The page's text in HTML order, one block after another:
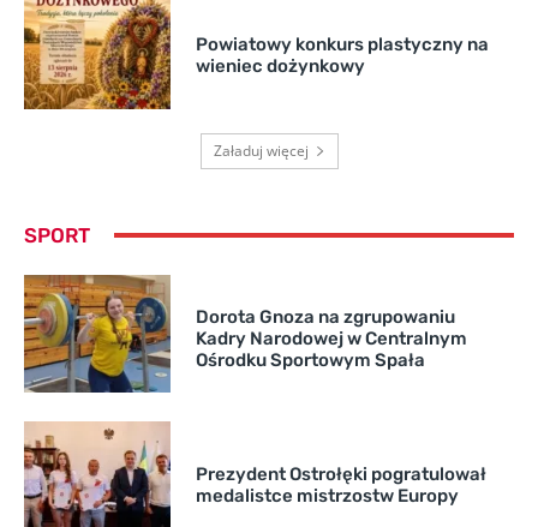
Powiatowy konkurs plastyczny na
wieniec dożynkowy
Załaduj więcej
SPORT
Dorota Gnoza na zgrupowaniu
Kadry Narodowej w Centralnym
Ośrodku Sportowym Spała
Prezydent Ostrołęki pogratulował
medalistce mistrzostw Europy